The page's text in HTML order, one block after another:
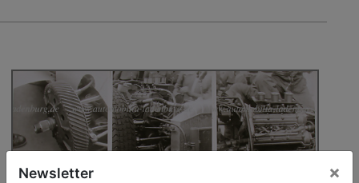
Newsletter ×